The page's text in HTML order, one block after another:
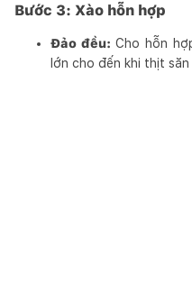
Bước 3: Xào hỗn hợp
Đảo đều: Cho hỗn
lớn cho đến khi thịt săn